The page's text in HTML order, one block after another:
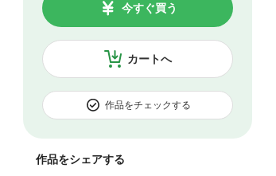
カートへ
今すぐ買う
作品をチェックする
作品をシェアする